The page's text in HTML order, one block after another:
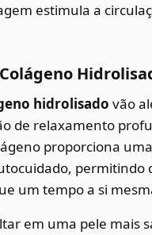
estimula a
hidrolisado vão
de relaxamento
proporciona
permitindo
um tempo a si
em uma pele mais